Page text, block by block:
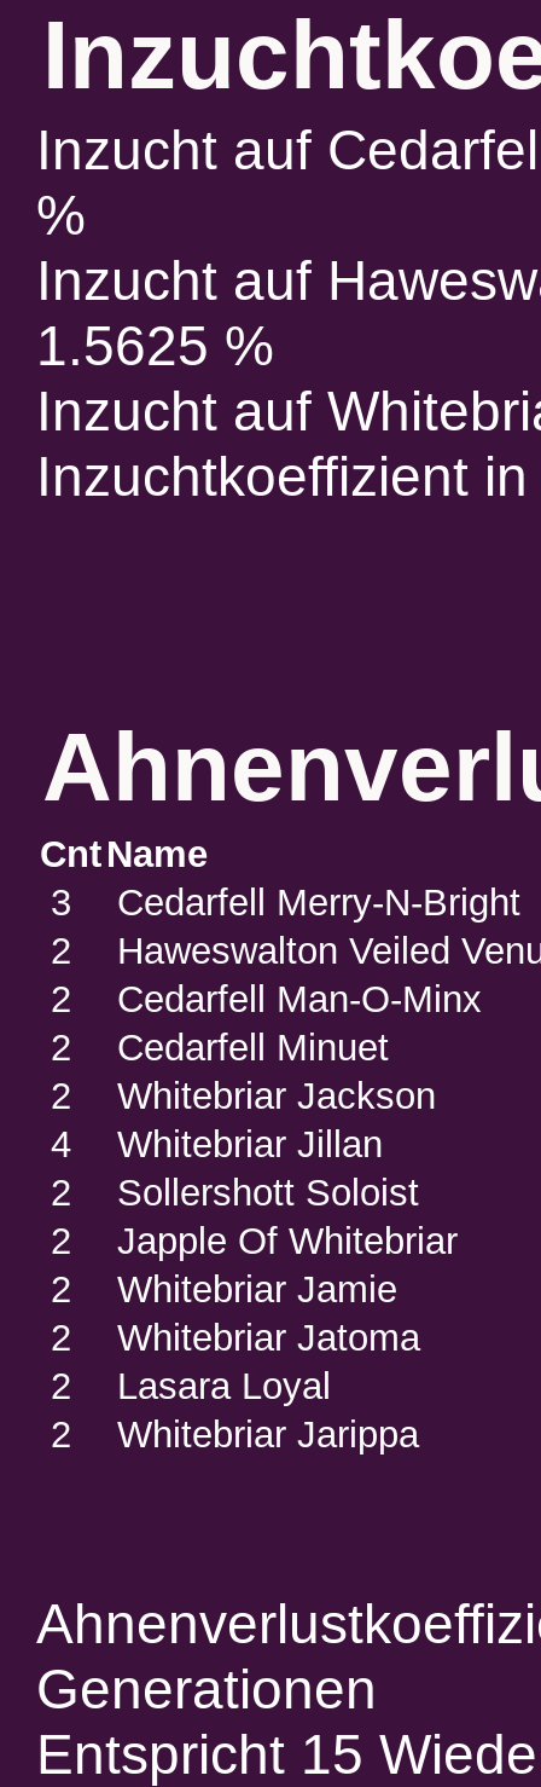
Inzucht auf
%
Inzucht auf
1.5625 %
Inzucht auf
Inzuchtkoeffizient
CntName
3
Cedarfell Merry-N-Bright
2
Haweswalton Veiled
2
Cedarfell Man-O-Minx
2
Cedarfell Minuet
2
Whitebriar Jackson
4
Whitebriar Jillan
2
Sollershott Soloist
2
Japple Of Whitebriar
2
Whitebriar Jamie
2
Whitebriar Jatoma
2
Lasara Loyal
2
Whitebriar Jarippa
Generationen
Entspricht 15